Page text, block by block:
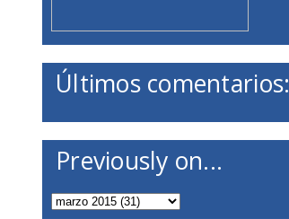
Últimos comentarios:
Previously on...